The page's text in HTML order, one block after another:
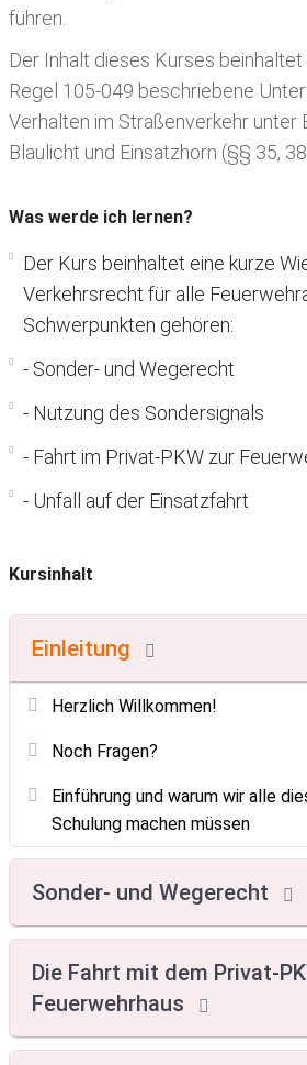
führen.
Der Inhalt dieses Kurses beinhaltet
Regel 105-049 beschriebene
Verhalten im Straßenverkehr unter
Blaulicht und Einsatzhorn (§§ 35, 38
Was werde ich lernen?
Der Kurs beinhaltet eine kurze
Verkehrsrecht für alle
Schwerpunkten gehören:
- Sonder- und Wegerecht
- Nutzung des Sondersignals
- Fahrt im Privat-PKW zur
- Unfall auf der Einsatzfahrt
Kursinhalt
Einleitung
Herzlich Willkommen!
Noch Fragen?
Einführung und warum wir alle
Schulung machen müssen
Sonder- und Wegerecht
Die Fahrt mit dem Privat-
Feuerwehrhaus